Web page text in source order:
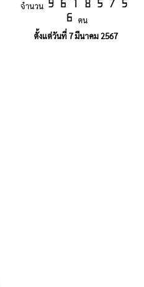
จำนวน
คน
ตั้งแต่วันที่ 7 มีนาคม 2567